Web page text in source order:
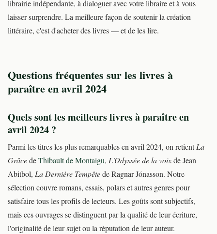
librairie indépendante, à dialoguer avec votre libraire et à vous
laisser surprendre. La meilleure façon de soutenir la création
littéraire, c'est d'acheter des livres — et de les lire.
Questions fréquentes sur les livres à
paraître en avril 2024
Quels sont les meilleurs livres à paraître en
avril 2024 ?
Parmi les titres les plus remarquables en avril 2024, on retientLa
GrâcedeThibault de Montaigu, L'Odyssée de la voixde Jean
Abitbol, La Dernière Tempêtede Ragnar Jónasson. Notre
sélection couvre romans, essais, polars et autres genres pour
satisfaire tous les profils de lecteurs. Les goûts sont subjectifs,
mais ces ouvrages se distinguent par la qualité de leur écriture,
l'originalité de leur sujet ou la réputation de leur auteur.